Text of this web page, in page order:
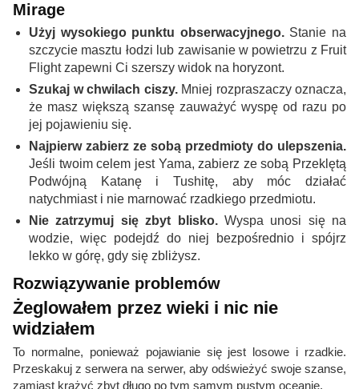
Mirage
Użyj wysokiego punktu obserwacyjnego.Stanie na
szczycie masztu łodzi lub zawisanie w powietrzu z Fruit
Flight zapewni Ci szerszy widok na horyzont.
Szukaj w chwilach ciszy.Mniej rozpraszaczy oznacza,
że ​​masz większą szansę zauważyć wyspę od razu po
jej pojawieniu się.
Najpierw zabierz ze sobą przedmioty do ulepszenia.
Jeśli twoim celem jest Yama, zabierz ze sobą Przeklętą
Podwójną Katanę i Tushitę, aby móc działać
natychmiast i nie marnować rzadkiego przedmiotu.
Nie zatrzymuj się zbyt blisko.Wyspa unosi się na
wodzie, więc podejdź do niej bezpośrednio i spójrz
lekko w górę, gdy się zbliżysz.
Rozwiązywanie problemów
Żeglowałem przez wieki i nic nie
widziałem
To normalne, ponieważ pojawianie się jest losowe i rzadkie.
Przeskakuj z serwera na serwer, aby odświeżyć swoje szanse,
zamiast krążyć zbyt długo po tym samym pustym oceanie.